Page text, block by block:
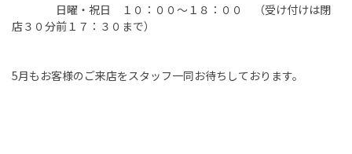
日曜・祝日 １０：００～１８：００ （受け付けは閉
店３０分前１７：３０まで）
5月もお客様のご来店をスタッフ一同お待ちしております。